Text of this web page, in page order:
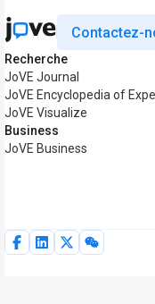
Contactez-
Recherche
JoVE Journal
JoVE Encyclopedia of
JoVE Visualize
Business
JoVE Business